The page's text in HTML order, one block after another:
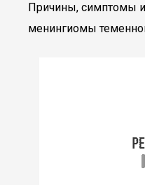
Причины, симптомы
менингиомы